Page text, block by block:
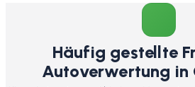
Häufig gestellte
Autoverwertung in